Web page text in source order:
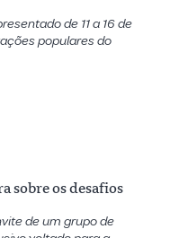
de 11 a 16 de
populares do
sobre os desafios
de um grupo de